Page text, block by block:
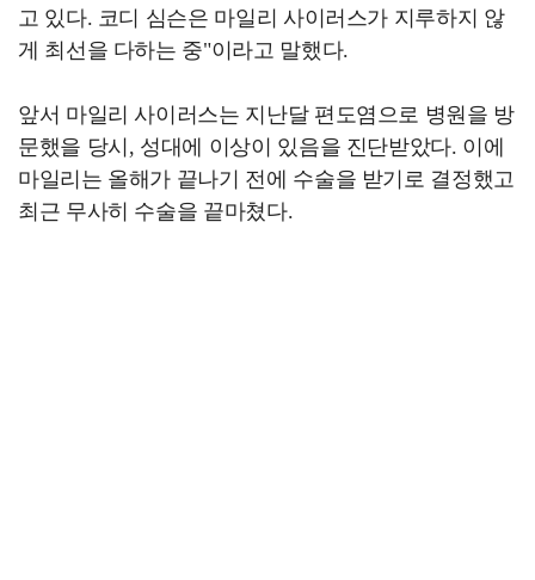
고 있다. 코디 심슨은 마일리 사이러스가 지루하지 않
게 최선을 다하는 중"이라고 말했다.
앞서 마일리 사이러스는 지난달 편도염으로 병원을 방
문했을 당시, 성대에 이상이 있음을 진단받았다. 이에
마일리는 올해가 끝나기 전에 수술을 받기로 결정했고
최근 무사히 수술을 끝마쳤다.